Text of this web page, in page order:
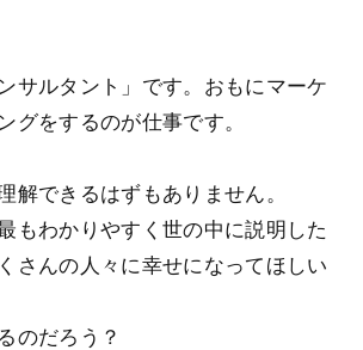
サルタント」です。おもにマーケ
グをするのが仕事です。
できるはずもありません。
もわかりやすく世の中に説明した
さんの人々に幸せになってほしい
のだろう？